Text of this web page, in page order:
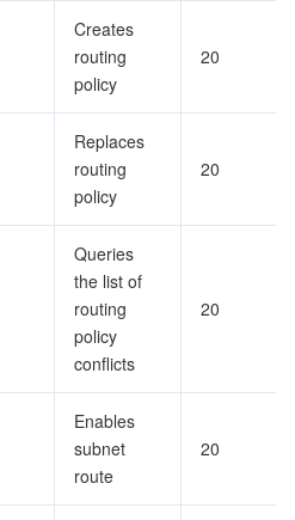
Creates
routing
policy
20
Replaces
routing
policy
20
Queries
the list of
routing
policy
conflicts
20
Enables
subnet
route
20